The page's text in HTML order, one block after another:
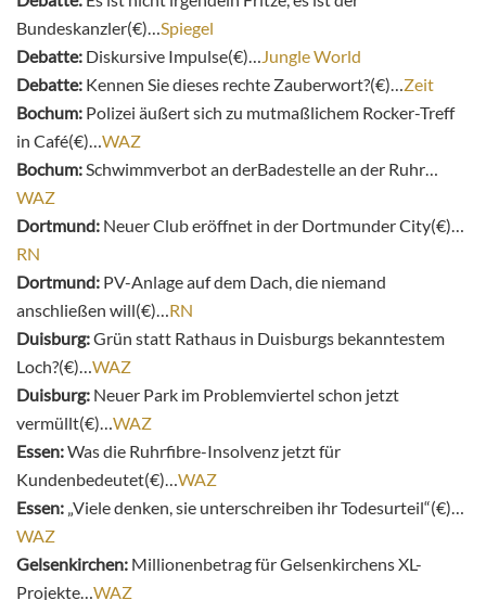
Bundeskanzler(€)… Spiegel
Debatte: Diskursive Impulse(€)…
Jungle World
Debatte: Kennen Sie dieses rechte Zauberwort?(€)… Zeit
Bochum: Polizei äußert sich zu mutmaßlichem Rocker-Treff
in Café(€)… WAZ
Bochum: Schwimmverbot an derBadestelle an der Ruhr…
WAZ
Dortmund: Neuer Club eröffnet in der Dortmunder City(€)…
RN
Dortmund: PV-Anlage auf dem Dach, die niemand
anschließen will(€)… RN
Duisburg:Grün statt Rathaus in Duisburgs bekanntestem
Loch?(€)… WAZ
Duisburg: Neuer Park im Problemviertel schon jetzt
vermüllt(€)… WAZ
Essen:Was die Ruhrfibre-Insolvenz jetzt für
Kundenbedeutet(€)… WAZ
Essen: „Viele denken, sie unterschreiben ihr Todesurteil“(€)…
WAZ
Gelsenkirchen: Millionenbetrag für Gelsenkirchens XL-
Projekte… WAZ